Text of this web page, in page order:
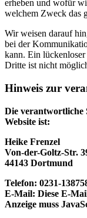
erheben und wofür
welchem Zweck das
Wir weisen darauf
bei der
kann. Ein
Dritte ist nicht
Hinweis zur
Die verantwortliche
Website ist:
Heike Frenzel
Von-der-Goltz-Str.
44143 Dortmund
Telefon: 0231-
E-Mail: Diese E-
Anzeige muss